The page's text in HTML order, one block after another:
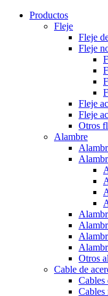
Productos
Fleje
Fleje
Fleje
Fleje
Fleje
Otros
Alambre
Otros
Cable de
Cables
Cables